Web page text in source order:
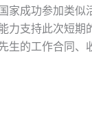
成功参加类
支持此次短期
的工作合同